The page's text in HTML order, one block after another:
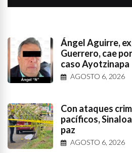
Ángel Aguirre,
Guerrero, cae
caso Ayotzinapa
AGOSTO 6, 2026
Con ataques
pacíficos,
paz
AGOSTO 6, 2026